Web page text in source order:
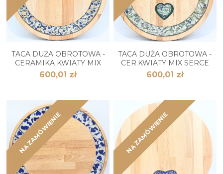
TACA DUŻA OBROTOWA -
CERAMIKA KWIATY MIX
600,01 zł
TACA DUŻA OBROTOWA -
CER.KWIATY MIX SERCE
600,01 zł
NA ZAMÓWIENIE NA ZAMÓWIENIE